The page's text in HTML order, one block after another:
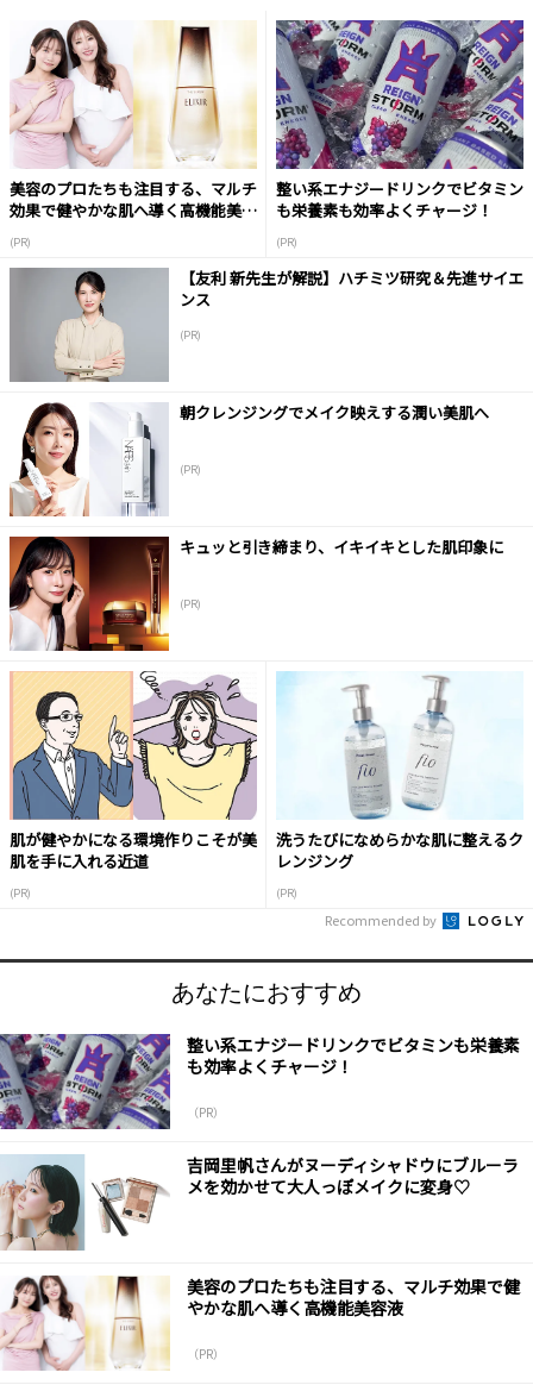
美容のプロたちも注目する、マルチ
効果で健やかな肌へ導く高機能美容
(PR)
整い系エナジードリンクでビタミン
も栄養素も効率よくチャージ！
(PR)
【友利 新先生が解説】ハチミツ研究＆先進サイエ
ンス
(PR)
朝クレンジングでメイク映えする潤い美肌へ
(PR)
キュッと引き締まり、イキイキとした肌印象に
(PR)
肌が健やかになる環境作りこそが美
肌を手に入れる近道
(PR)
洗うたびになめらかな肌に整えるク
レンジング
(PR)
Recommended by
あなたにおすすめ
整い系エナジードリンクでビタミンも栄養素
も効率よくチャージ！
（PR）
吉岡里帆さんがヌーディシャドウにブルーラ
メを効かせて大人っぽメイクに変身♡
美容のプロたちも注目する、マルチ効果で健
やかな肌へ導く高機能美容液
（PR）